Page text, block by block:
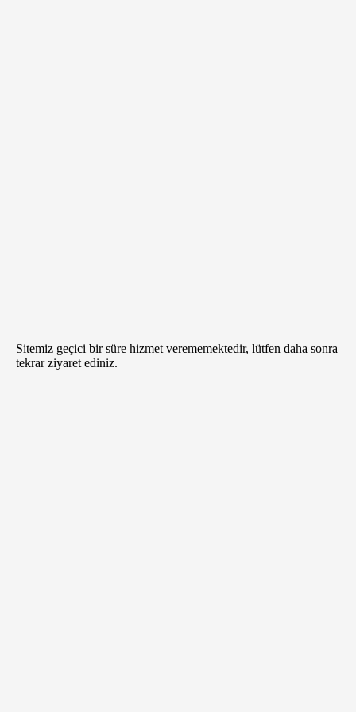
Sitemiz geçici bir süre hizmet verememektedir, lütfen daha sonra
tekrar ziyaret ediniz.